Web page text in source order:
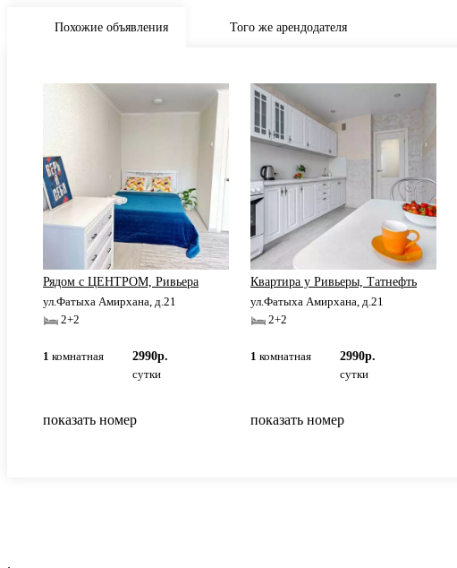
Похожие объявления Того же арендодателя
Рядом с ЦЕНТРОМ, Ривьера
ул.Фатыха Амирхана, д.21
2+2
1 комнатная
2990р.
сутки
показать номер
Квартира у Ривьеры, Татнефть
ул.Фатыха Амирхана, д.21
2+2
1 комнатная
2990р.
сутки
показать номер
.